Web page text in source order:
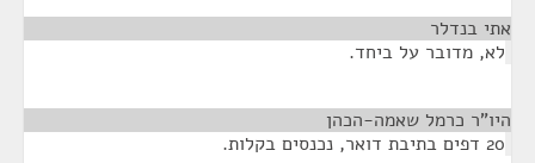
אתי בנדלר
לא, מדובר על ביחד.
היו"ר כרמל שאמה-הכהן
20 דפים בתיבת דואר, נכנסים בקלות.